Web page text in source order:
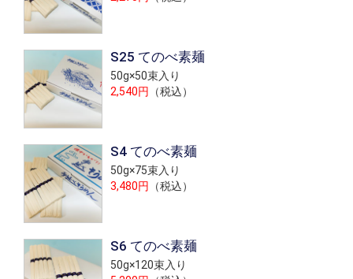
S25 てのべ素麺
50g×50束入り
2,540円
（税込）
S4 てのべ素麺
50g×75束入り
3,480円
（税込）
S6 てのべ素麺
50g×120束入り